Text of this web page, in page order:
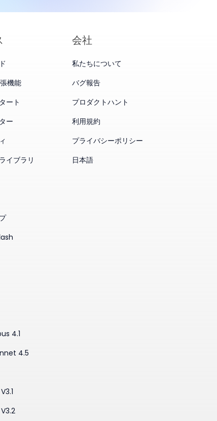
機能
ート
ー
イブラリ
4.1
4.5
会社
私たちについて
バグ報告
プロダクトハント
利用規約
プライバシーポリシー
日本語